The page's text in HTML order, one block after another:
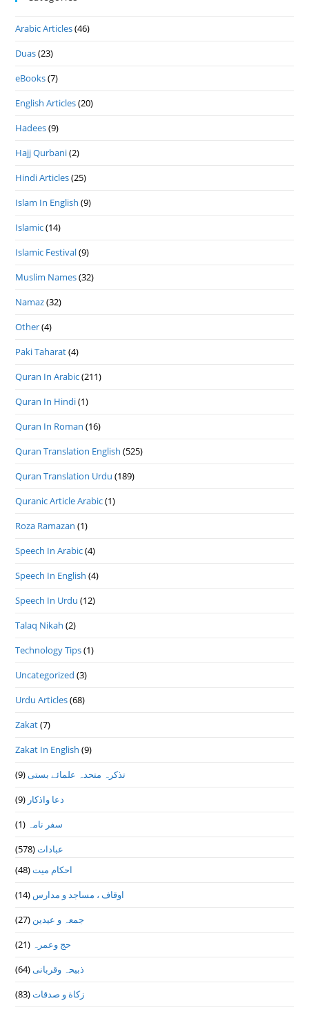
Arabic Articles(46)
Duas(23)
eBooks(7)
English Articles(20)
Hadees(9)
Hajj Qurbani(2)
Hindi Articles(25)
Islam In English (9)
Islamic(14)
Islamic Festival(9)
Muslim Names(32)
Namaz(32)
Other(4)
Paki Taharat(4)
Quran In Arabic(211)
Quran In Hindi(1)
Quran In Roman (16)
Quran Translation English (525)
Quran Translation Urdu (189)
Quranic Article Arabic(1)
Roza Ramazan (1)
Speech In Arabic(4)
Speech In English (4)
Speech In Urdu (12)
Talaq Nikah (2)
Technology Tips(1)
Uncategorized (3)
Urdu Articles(68)
Zakat(7)
Zakat In English (9)
تذكرہ متحدہ علمائے بستى(9)
دعا واذكار (9)
سفر نامہ (1)
عبادات(578)
احکام میت(48)
اوقاف ، مساجد و مدارس (14)
جمعہ و عیدین (27)
حج وعمرہ (21)
ذبیحہ وقربانی(64)
زکاة و صدقات(83)